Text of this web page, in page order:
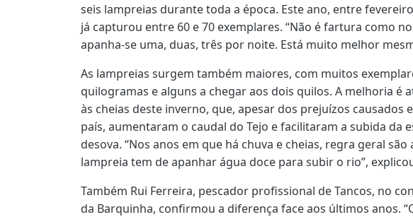
seis lampreias durante toda a época. Este ano, entre
já capturou entre 60 e 70 exemplares. “Não é fartura como
apanha-se uma, duas, três por noite. Está muito melhor
As lampreias surgem também maiores, com muitos
quilogramas e alguns a chegar aos dois quilos. A melhoria é
às cheias deste inverno, que, apesar dos prejuízos causados
país, aumentaram o caudal do Tejo e facilitaram a subida da
desova. “Nos anos em que há chuva e cheias, regra geral
lampreia tem de apanhar água doce para subir o rio”,
Também Rui Ferreira, pescador profissional de Tancos, no
da Barquinha, confirmou a diferença face aos últimos anos.